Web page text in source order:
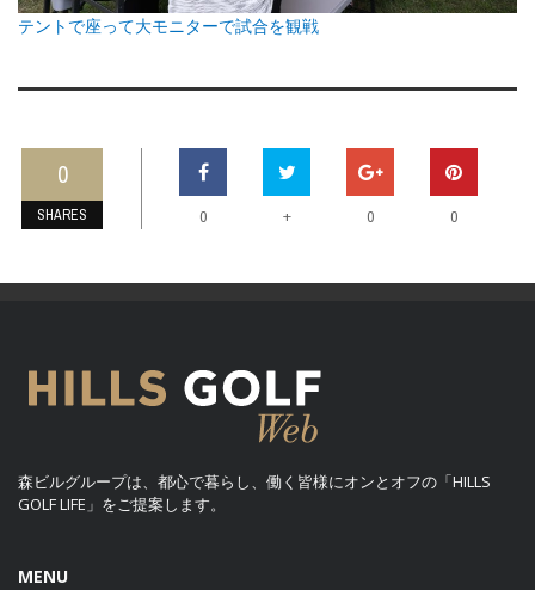
テントで座って大モニターで試合を観戦
0
SHARES 0 + 0 0
森ビルグループは、都心で暮らし、働く皆様にオンとオフの「HILLS
GOLF LIFE」をご提案します。
MENU